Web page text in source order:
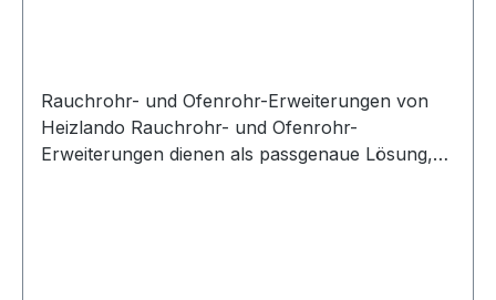
Rauchrohr- und Ofenrohr-Erweiterungen von
Heizlando Rauchrohr- und Ofenrohr-
Erweiterungen dienen als passgenaue Lösung,